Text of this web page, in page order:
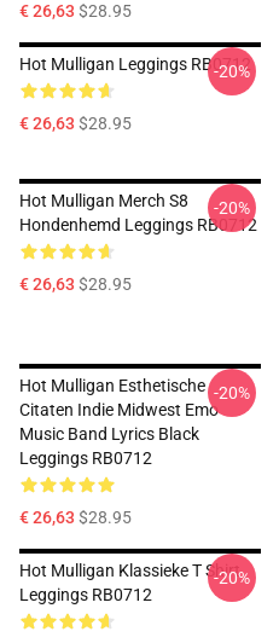
€ 26,63 $28.95
Hot Mulligan Leggings RB0712
€ 26,63 $28.95
-20%
Hot Mulligan Merch S8
Hondenhemd Leggings RB0712
€ 26,63 $28.95
-20%
Hot Mulligan Esthetische
Citaten Indie Midwest Emo
Music Band Lyrics Black
Leggings RB0712
€ 26,63 $28.95
-20%
Hot Mulligan Klassieke T Shirt
Leggings RB0712
-20%